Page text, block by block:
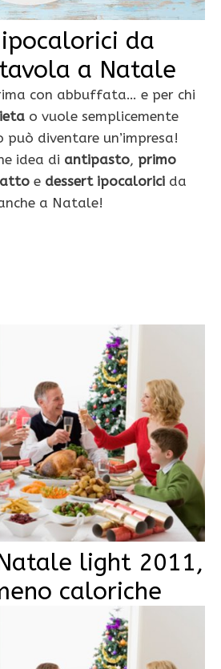
da
a Natale
con abbuffata… e per chi
o vuole semplicemente
può diventare un’impresa!
idea di antipasto, primo
e dessert ipocalorici da
a Natale!
light 2011,
caloriche